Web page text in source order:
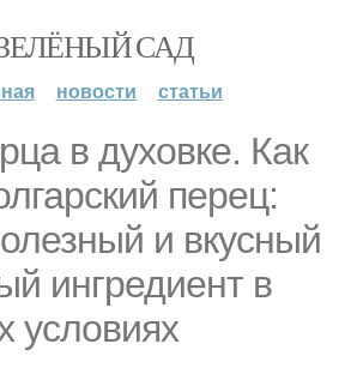
САД
новости статьи
в духовке. Как
перец:
и вкусный
ингредиент в
условиях